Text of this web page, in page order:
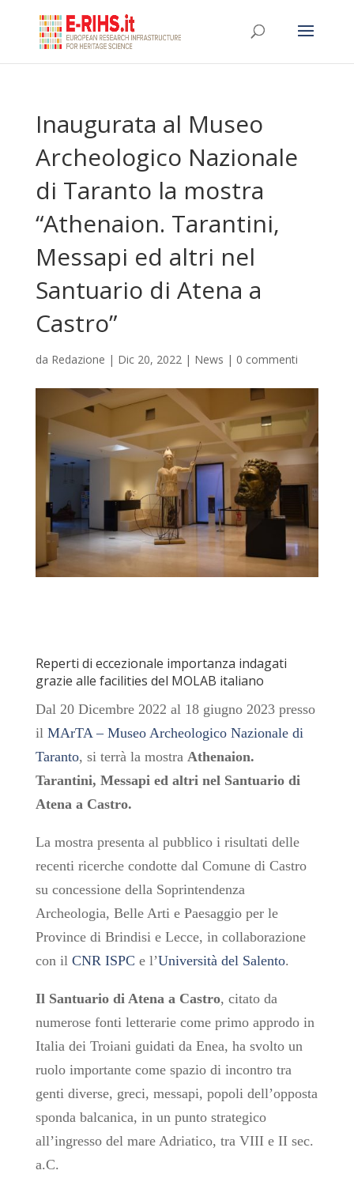
Inaugurata al Museo
Archeologico Nazionale
di Taranto la mostra
“Athenaion. Tarantini,
Messapi ed altri nel
Santuario di Atena a
Castro”
da Redazione | Dic 20, 2022| News | 0 commenti
Reperti di eccezionale importanza indagati
grazie alle facilities del MOLAB italiano
Dal 20 Dicembre 2022 al 18 giugno 2023 presso
il MArTA – Museo Archeologico Nazionale di
Taranto, si terrà la mostra Athenaion.
Tarantini, Messapi ed altri nel Santuario di
Atena a Castro.
La mostra presenta al pubblico i risultati delle
recenti ricerche condotte dal Comune di Castro
su concessione della Soprintendenza
Archeologia, Belle Arti e Paesaggio per le
Province di Brindisi e Lecce, in collaborazione
con il CNR ISPC e l’Università del Salento.
Il Santuario di Atena a Castro, citato da
numerose fonti letterarie come primo approdo in
Italia dei Troiani guidati da Enea, ha svolto un
ruolo importante come spazio di incontro tra
genti diverse, greci, messapi, popoli dell’opposta
sponda balcanica, in un punto strategico
all’ingresso del mare Adriatico, tra VIII e II sec.
a.C.